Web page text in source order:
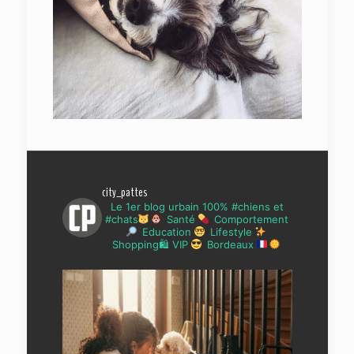
city_pattes
Le 1er blog urbain 100% #chiens et
#chats
Santé
Comportement
Education
Lifestyle
Shopping🛍 VIP
Bordeaux